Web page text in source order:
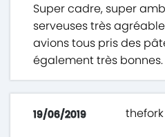
Super cadre, super
serveuses très
avions tous pris des
également très bonnes.
19/06/2019 thefork